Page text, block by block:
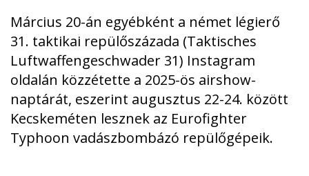
Március 20-án egyébként a német légierő
31. taktikai repülőszázada (Taktisches
Luftwaffengeschwader 31) Instagram
oldalán közzétette a 2025-ös airshow-
naptárát, eszerint augusztus 22-24. között
Kecskeméten lesznek az Eurofighter
Typhoon vadászbombázó repülőgépeik.